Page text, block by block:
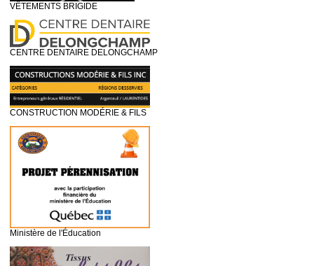
VÊTEMENTS BRIGIDE
CENTRE DENTAIRE DELONGCHAMP
CONSTRUCTION MODÉRIE & FILS
Ministère de l'Éducation